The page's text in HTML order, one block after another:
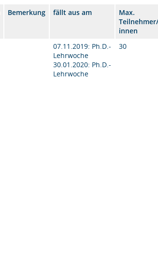
Bemerkung fällt aus am
Max.
innen
07.11.2019: Ph.D.-
Lehrwoche
30.01.2020: Ph.D.-
Lehrwoche
30